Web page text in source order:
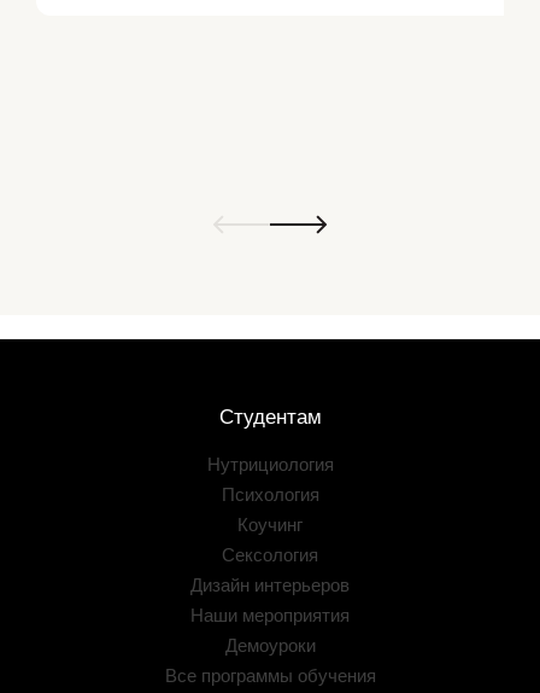
Студентам
Нутрициология
Психология
Коучинг
Сексология
Дизайн интерьеров
Наши мероприятия
Демоуроки
Все программы обучения